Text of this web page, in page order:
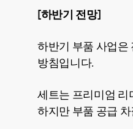
[하반기 전망]
하반기 부품 사업은
방침입니다.
세트는 프리미엄 리
하지만 부품 공급